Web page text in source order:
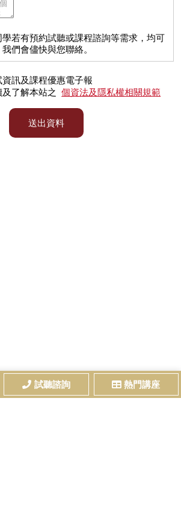
試聽諮詢 熱門講座
學若有預約試聽或課程諮詢等需求，均可
們會儘快與您聯絡。
訊及課程優惠電子報
了解本站之
個資法及隱私權相關規範
送出資料